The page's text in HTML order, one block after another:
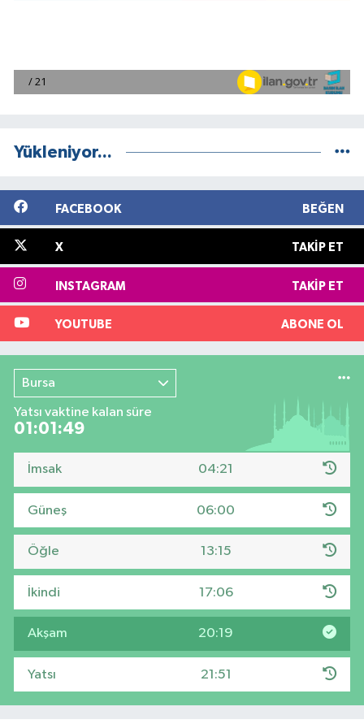
Yükleniyor...
FACEBOOK BEĞEN
X TAKIP ET
INSTAGRAM TAKIP ET
YOUTUBE ABONE OL
Bursa
Yatsı vaktine kalan süre
01:01:48
İmsak 04:21
Güneş 06:00
Öğle 13:15
İkindi 17:06
Akşam 20:19
Yatsı 21:51